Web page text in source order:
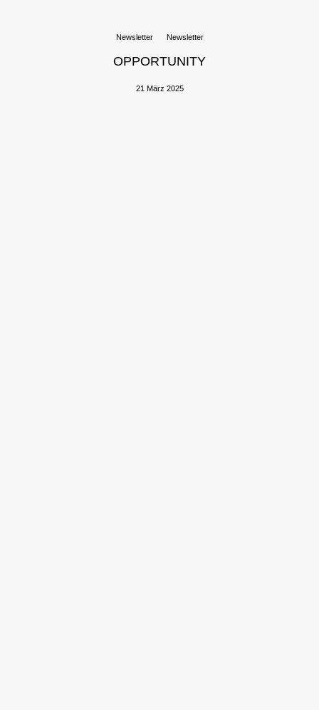
Newsletter Newsletter
OPPORTUNITY
21 März 2025